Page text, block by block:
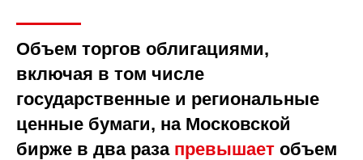
Объем торгов облигациями,
включая в том числе
государственные и региональные
ценные бумаги, на Московской
бирже в два раза превышает объем